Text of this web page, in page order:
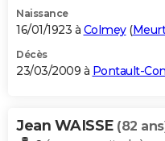
Naissance
16/01/1923 à Colmey(
Décès
23/03/2009 à Pontault-
Jean WAISSE (82